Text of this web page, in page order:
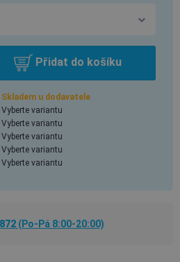
Přidat do košíku
Skladem u dodavatele
Vyberte variantu
Vyberte variantu
Vyberte variantu
Vyberte variantu
Vyberte variantu
(Po-Pá 8:00-20:00)